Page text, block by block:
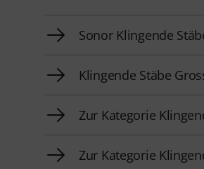
Sonor Klingende
Klingende Stäbe
Zur Kategorie
Zur Kategorie